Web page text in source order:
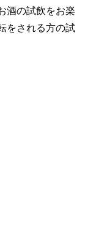
酒の試飲をお楽
をされる方の試